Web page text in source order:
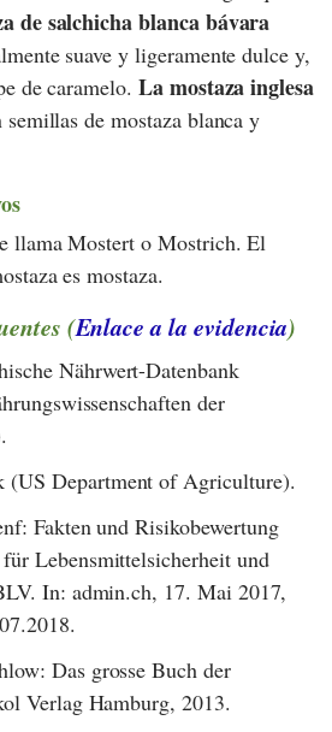
de salchicha blanca bávara
suave y ligeramente dulce y,
de caramelo. La mostaza inglesa
de mostaza blanca y
llama Mostert o Mostrich. El
es mostaza.
(Enlace a la evidencia)
Nährwert-Datenbank
der
(US Department of Agriculture).
Fakten und Risikobewertung
für Lebensmittelsicherheit und
In: admin.ch, 17. Mai 2017,
Das grosse Buch der
Verlag Hamburg, 2013.